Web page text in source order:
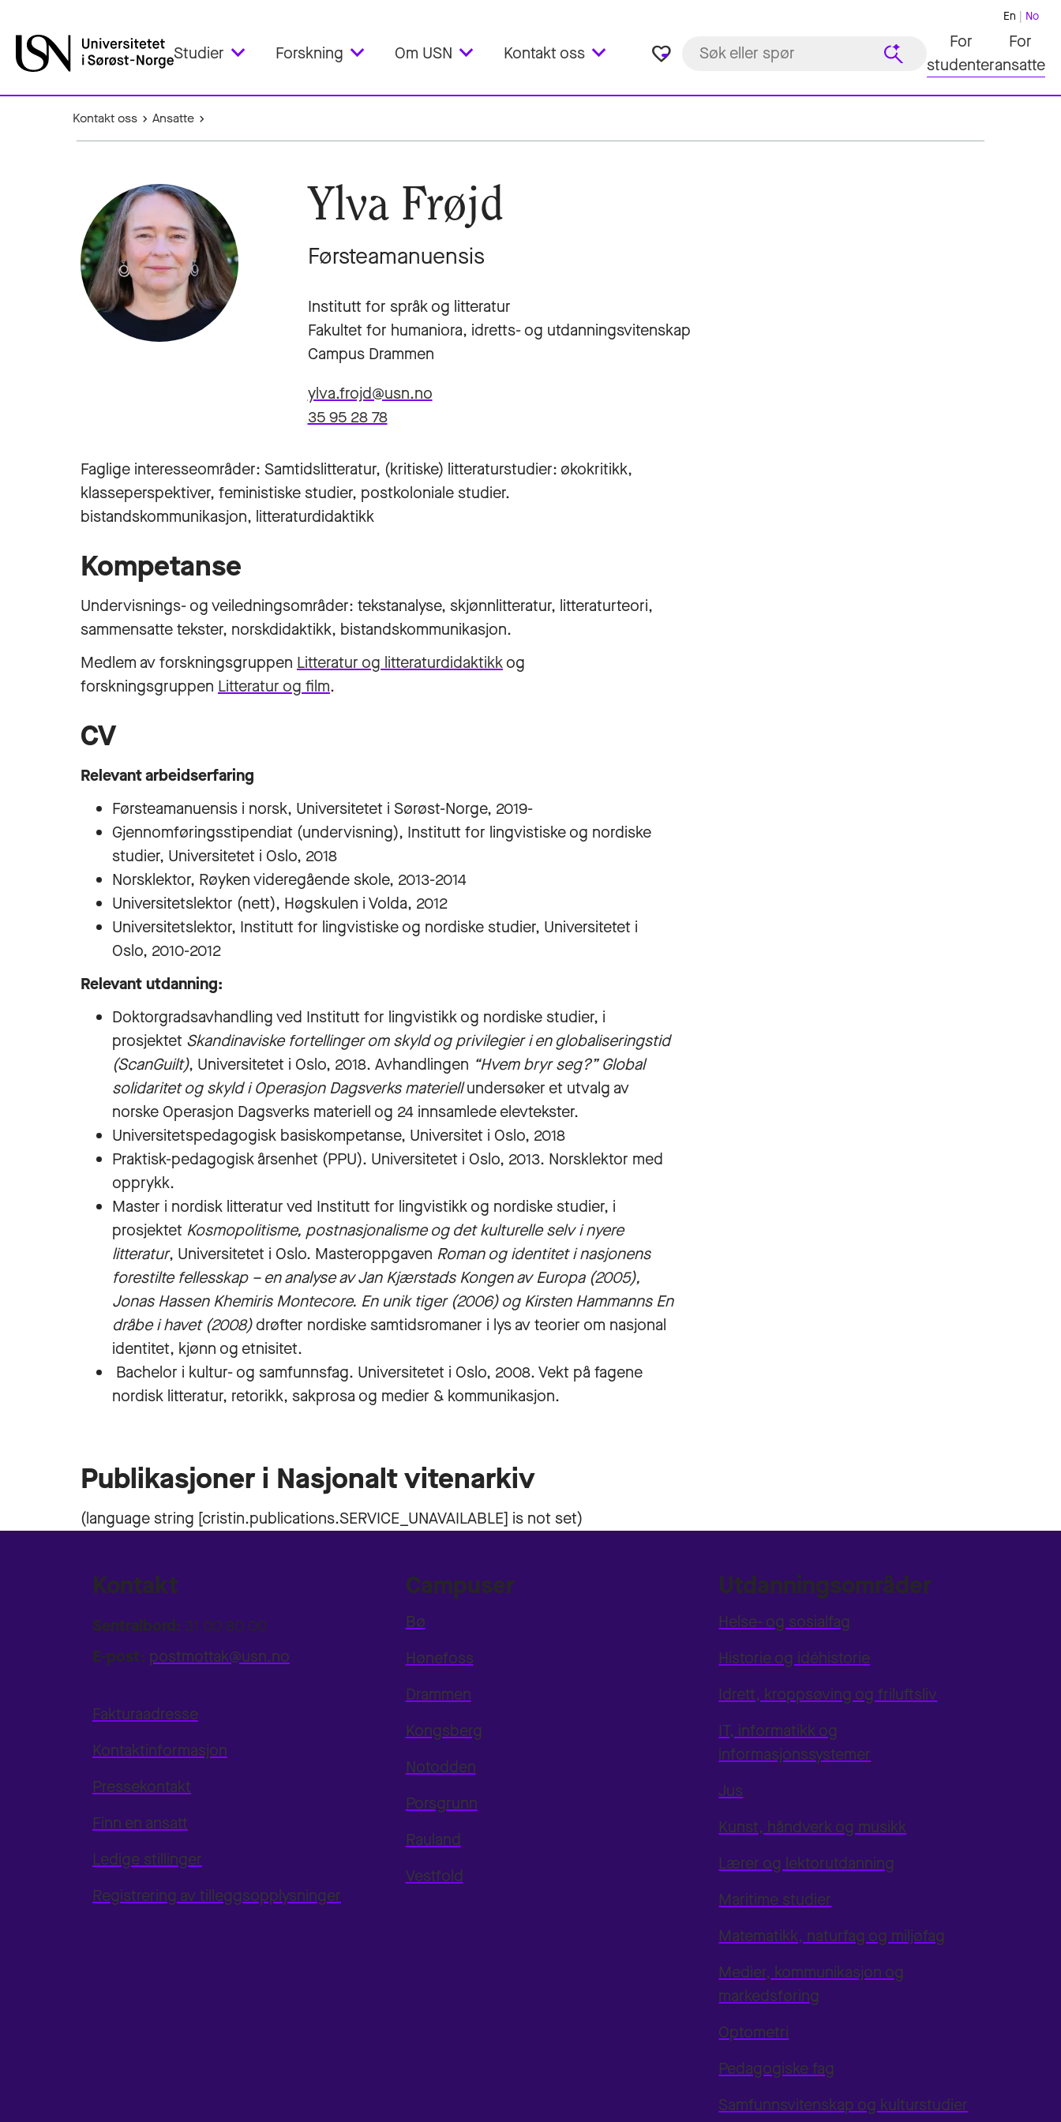
Studier Forskning Om USN Kontakt oss favorite_border
En No
For
studenter
For
ansatte
Kontakt oss Ansatte
Ylva Frøjd
Førsteamanuensis
Institutt for språk og litteratur
Fakultet for humaniora, idretts- og utdanningsvitenskap
Campus Drammen
ylva.frojd@usn.no
35 95 28 78
Faglige interesseområder: Samtidslitteratur, (kritiske) litteraturstudier: økokritikk,
klasseperspektiver, feministiske studier, postkoloniale studier.
bistandskommunikasjon, litteraturdidaktikk
Kompetanse
Undervisnings- og veiledningsområder: tekstanalyse, skjønnlitteratur, litteraturteori,
sammensatte tekster, norskdidaktikk, bistandskommunikasjon.
Medlem av forskningsgruppen Litteratur og litteraturdidaktikkog
forskningsgruppen Litteratur og film.
CV
Relevant arbeidserfaring
Førsteamanuensis i norsk, Universitetet i Sørøst-Norge, 2019-
Gjennomføringsstipendiat (undervisning), Institutt for lingvistiske og nordiske
studier, Universitetet i Oslo, 2018
Norsklektor, Røyken videregående skole, 2013-2014
Universitetslektor (nett), Høgskulen i Volda, 2012
Universitetslektor, Institutt for lingvistiske og nordiske studier, Universitetet i
Oslo, 2010-2012
Relevant utdanning:
Doktorgradsavhandling ved Institutt for lingvistikk og nordiske studier, i
prosjektet Skandinaviske fortellinger om skyld og privilegier i en globaliseringstid
(ScanGuilt), Universitetet i Oslo, 2018. Avhandlingen “Hvem bryr seg?” Global
solidaritet og skyld i Operasjon Dagsverks materiellundersøker et utvalg av
norske Operasjon Dagsverks materiell og 24 inn­samlede elev­tekster.
Universitetspedagogisk basiskompetanse, Universitet i Oslo, 2018
Praktisk-pedagogisk årsenhet (PPU). Universitetet i Oslo, 2013. Norsklektor med
opprykk.
Master i nordisk litteratur ved Institutt for lingvistikk og nordiske studier, i
prosjektet Kosmopolitisme, postnasjonalisme og det kulturelle selv i nyere
litteratur, Universitetet i Oslo. Masteroppgaven Roman og identitet i nasjonens
forestilte fellesskap – en analyse av Jan Kjærstads Kongen av Europa (2005),
Jonas Hassen Khemiris Montecore. En unik tiger (2006) og Kirsten Hammanns En
dråbe i havet (2008)drøfter nordiske samtidsromaner i lys av teorier om nasjonal
identitet, kjønn og etnisitet.
Bachelor i kultur- og samfunnsfag. Universitetet i Oslo, 2008. Vekt på fagene
nordisk litteratur, retorikk, sakprosa og medier & kommunikasjon.
Publikasjoner i Nasjonalt vitenarkiv
Kontakt
Sentralbord: 31 00 80 00
E-post: postmottak@usn.no
Fakturaadresse
Kontaktinformasjon
Pressekontakt
Finn en ansatt
Ledige stillinger
Registrering av tilleggsopplysninger
Campuser
Bø
Hønefoss
Drammen
Kongsberg
Notodden
Porsgrunn
Rauland
Vestfold
Utdanningsområder
Helse- og sosialfag
Historie og idéhistorie
Idrett, kroppsøving og friluftsliv
IT, informatikk og
informasjonssystemer
Jus
Kunst, håndverk og musikk
Lærer og lektorutdanning
Maritime studier
Matematikk, naturfag og miljøfag
Medier, kommunikasjon og
markedsføring
Optometri
Pedagogiske fag
Samfunnsvitenskap og kulturstudier